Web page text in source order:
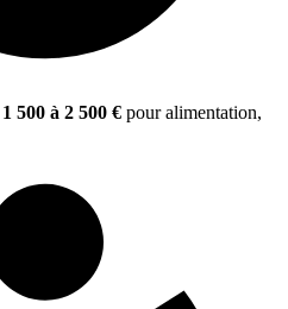
1 500 à 2 500 € pour alimentation,